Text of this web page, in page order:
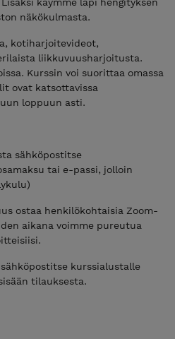
käymme läpi hengityksen
näkökulmasta.
kotiharjoitevideot,
liikkuvuusharjoitusta.
Kurssin voi suorittaa omassa
ovat katsottavissa
loppuun asti.
sähköpostitse
tai e-passi, jolloin
ostaa henkilökohtaisia Zoom-
aikana voimme pureutua
kurssialustalle
tilauksesta.